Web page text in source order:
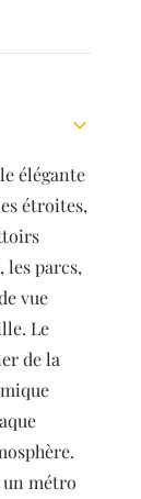
élégante
étroites,
les parcs,
vue
Le
de la
un métro